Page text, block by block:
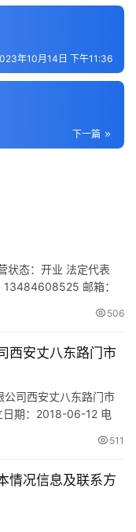
年10月14日 下午11:36
下一篇
状态：开业 法定代表
13484608525 邮箱：
南海璟印象第1幢2单
506
西安丈八东路门市
公司西安丈八东路门市
日期：2018-06-12 电
西省西安市雁塔区丈八
511
情况信息及联系方